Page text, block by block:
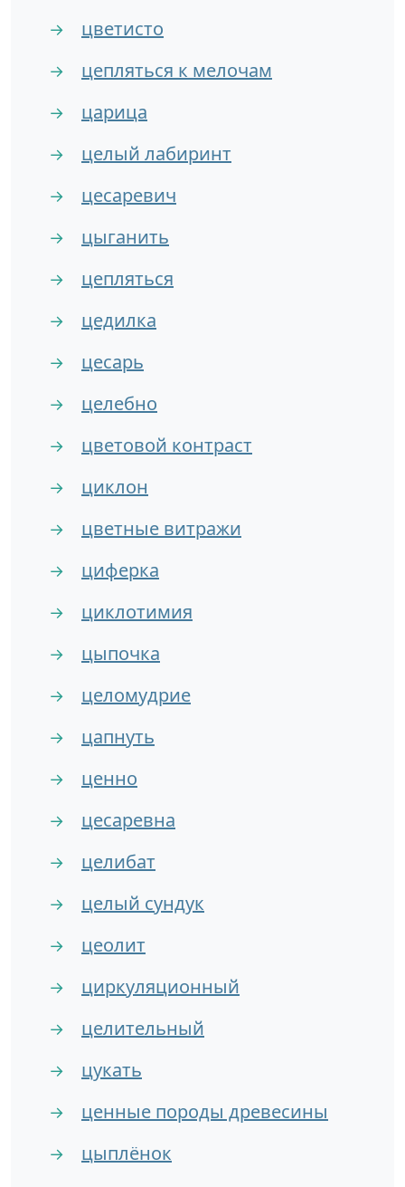
→ цветисто
→ цепляться к мелочам
→ царица
→ целый лабиринт
→ цесаревич
→ цыганить
→ цепляться
→ цедилка
→ цесарь
→ целебно
→ цветовой контраст
→ циклон
→ цветные витражи
→ циферка
→ циклотимия
→ цыпочка
→ целомудрие
→ цапнуть
→ ценно
→ цесаревна
→ целибат
→ целый сундук
→ цеолит
→ циркуляционный
→ целительный
→ цукать
→ ценные породы древесины
→ цыплёнок